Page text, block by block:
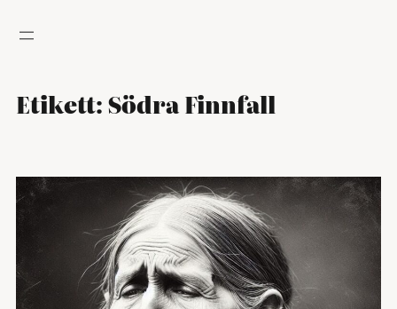
till
Etikett:Södra Finnfall